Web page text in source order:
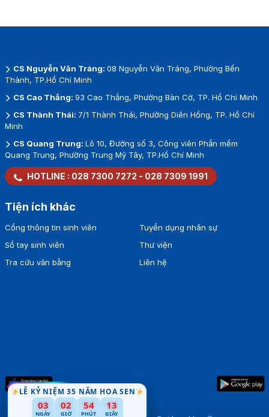
LỄ KỶ NIỆM 35 NĂM HOA SEN
03
NGÀY
02
GIỜ
54
PHÚT
12
GIÂY
CS Nguyễn Văn Tráng: 08 Nguyễn Văn Tráng, Phường Bến
Thành, TP.Hồ Chí Minh
CS Cao Thắng: 93 Cao Thắng, Phường Bàn Cờ, TP. Hồ Chí Minh
CS Thành Thái: 7/1 Thành Thái, Phường Diên Hồng, TP. Hồ Chí
Minh
CS Quang Trung: Lô 10, Đường số 3, Công viên Phần mềm
Quang Trung, Phường Trung Mỹ Tây, TP.Hồ Chí Minh
HOTLINE : 028 7300 7272 - 028 7309 1991
Tiện ích khác
Cổng thông tin sinh viên
Sổ tay sinh viên
Tra cứu văn bằng
Tuyển dụng nhân sự
Thư viện
Liên hệ